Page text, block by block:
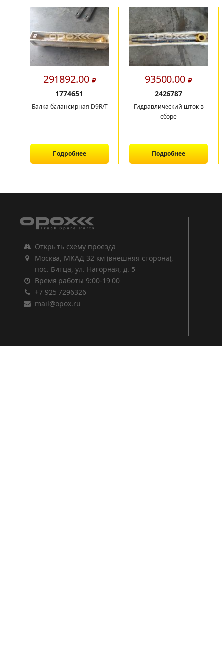
291892.00
1774651
Балка балансирная D9R/T
Подробнее
93500.00
2426787
Гидравлический шток в
сборе
Подробнее
Открыть схему проезда
Москва, МКАД 32 км (внешняя сторона),
пос. Битца, ул. Нагорная, д. 5
Время работы 9:00-19:00
+7 925 7296326
mail@opox.ru